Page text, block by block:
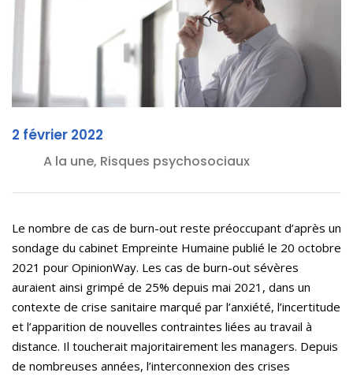
2 février 2022
A la une, Risques psychosociaux
Le nombre de cas de burn-out reste préoccupant d’après un
sondage du cabinet Empreinte Humaine publié le 20 octobre
2021 pour OpinionWay. Les cas de burn-out sévères
auraient ainsi grimpé de 25% depuis mai 2021, dans un
contexte de crise sanitaire marqué par l’anxiété, l’incertitude
et l’apparition de nouvelles contraintes liées au travail à
distance. Il toucherait majoritairement les managers. Depuis
de nombreuses années, l’interconnexion des crises